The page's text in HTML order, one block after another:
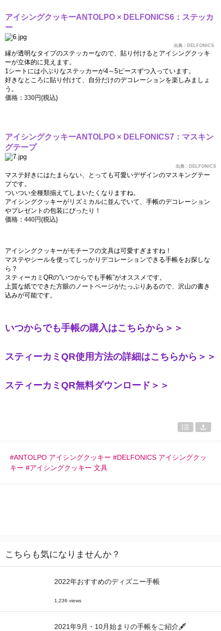
アイシングクッキーANTOLPO × DELFONICS6 ：ステッカ
ー
出典： DELFONICS
縁が透明なタイプのステッカ ーなので、貼り付けるとアイシングクッキ
ーが立体的に見えます。
1シー トには小ぶりなステッカ ーが4～5ピースずつ入っています。
好きなところに貼り付けて、自分だけのデコレーションを楽しみましょ
う。
価格： 330 円(税込)
アイシングクッキーANTOLPO × DELFONICS7 ：マスキン
グテープ
出典： DELFONICS
マステ好きにはたまらない、とっても可愛いデザインのマスキングテー
プです。
ついつい全種類揃えてしまいたくなりますね。
アイシングクッキーがリズミカルに並んでいて、手帳のデコレーション
やプレゼントの包装にぴったり！
価格： 440 円(税込)
アイシングクッキーがモチーフの文具は可愛すぎますね！
マステやシールを使ってしっかりデコレーションできる手帳をお探しな
ら？
スティ ーカミ QRの”いつからでも手帳”がオススメです。
上質な紙でできた方眼のノ ー トページがたっぷりあるので、 沢 山の書き
込みが可能です。
いつからでも手帳の購入はこちらから＞＞
スティーカミ QR使用方法の詳細はこちらから＞＞
スティーカミ QR無料ダウンロード＞＞
#ANTOLPO アイシングクッキー #DELFONICS アイシングクッ
キー #アイシングクッキー 文具
こちらも気になりませんか？
2022年おすすめのディズニー手帳
1,236 views
2021年9月・10月始まりの手帳をご紹介🖋